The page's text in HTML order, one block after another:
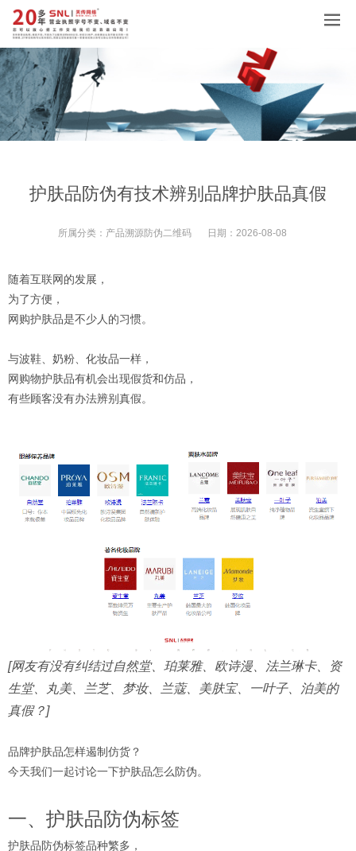
护肤品防伪有技术辨别品牌护肤品真假
所属分类： 产品溯源防伪二维码 日期： 2026-08-08
随着互联网的发展，
为了方便，
网购护肤品是不少人的习惯。
与波鞋、奶粉、化妆品一样，
网购物护肤品有机会出现假货和仿品，
有些顾客没有办法辨别真假。
[网友有没有纠结过自然堂、珀莱雅、欧诗漫、法兰琳卡、资
生堂、丸美、兰芝、梦妆、兰蔻、美肤宝、一叶子、泊美的
真假？]
品牌护肤品怎样遏制仿货？
今天我们一起讨论一下护肤品怎么防伪。
一、护肤品防伪标签
护肤品防伪标签品种繁多，